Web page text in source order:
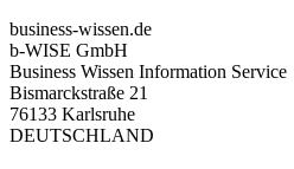
business-wissen.de
b-WISE GmbH
Business Wissen Information Service
Bismarckstraße 21
76133 Karlsruhe
DEUTSCHLAND